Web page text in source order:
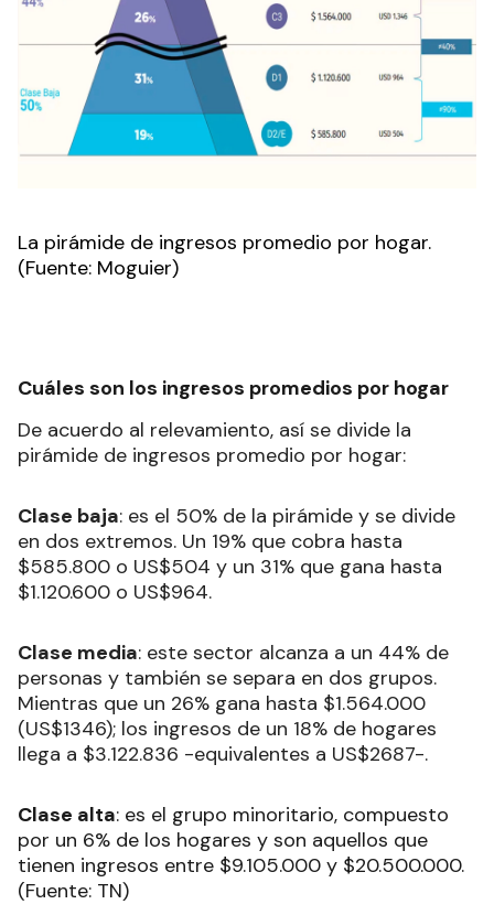
La pirámide de ingresos promedio por hogar.
(Fuente: Moguier)
Cuáles son los ingresos promedios por hogar
De acuerdo al relevamiento, así se divide la
pirámide de ingresos promedio por hogar:
Clase baja: es el 50% de la pirámide y se divide
en dos extremos. Un 19% que cobra hasta
$585.800 o US$504 y un 31% que gana hasta
$1.120.600 o US$964.
Clase media: este sector alcanza a un 44% de
personas y también se separa en dos grupos.
Mientras que un 26% gana hasta $1.564.000
(US$1346); los ingresos de un 18% de hogares
llega a $3.122.836 -equivalentes a US$2687-.
Clase alta: es el grupo minoritario, compuesto
por un 6% de los hogares y son aquellos que
tienen ingresos entre $9.105.000 y $20.500.000.
(Fuente: TN)